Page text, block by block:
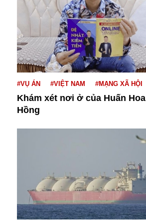
Bulagria
Crimea
Chính trị
Công nghệ
Chuyện hay
Chuyện lạ
Cuộc sống quanh ta
Casino
Chiến tranh thương mại
Cảnh sát
Cấm bay
Cao tốc
Canada
#VỤ ÁN #VIỆT NAM #MẠNG XÃ HỘI
Khám xét nơi ở của Huấn Hoa
Hồng